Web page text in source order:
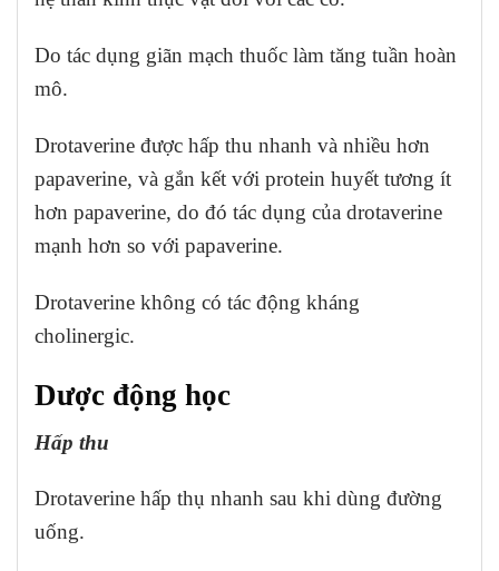
Do tác dụng giãn mạch thuốc làm tăng tuần hoàn
mô.
Drotaverine được hấp thu nhanh và nhiều hơn
papaverine, và gắn kết với protein huyết tương ít
hơn papaverine, do đó tác dụng của drotaverine
mạnh hơn so với papaverine.
Drotaverine không có tác động kháng
cholinergic.
Dược động học
Hấp thu
Drotaverine hấp thụ nhanh sau khi dùng đường
uống.